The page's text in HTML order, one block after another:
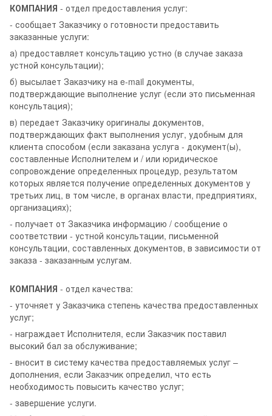
КОМПАНИЯ - отдел предоставления услуг:
- сообщает Заказчику о готовности предоставить
заказанные услуги:
а) предоставляет консультацию устно (в случае заказа
устной консультации);
б) высылает Заказчику на e-mail документы,
подтверждающие выполнение услуг (если это письменная
консультация);
в) передает Заказчику оригиналы документов,
подтверждающих факт выполнения услуг, удобным для
клиента способом (если заказана услуга - документ(ы),
составленные Исполнителем и / или юридическое
сопровождение определенных процедур, результатом
которых является получение определенных документов у
третьих лиц, в том числе, в органах власти, предприятиях,
организациях);
- получает от Заказчика информацию / сообщение о
соответствии - устной консультации, письменной
консультации, составленных документов, в зависимости от
заказа - заказанным услугам.
КОМПАНИЯ - отдел качества:
- уточняет у Заказчика степень качества предоставленных
услуг;
- награждает Исполнителя, если Заказчик поставил
высокий бал за обслуживание;
- вносит в систему качества предоставляемых услуг –
дополнения, если Заказчик определил, что есть
необходимость повысить качество услуг;
- завершение услуги.